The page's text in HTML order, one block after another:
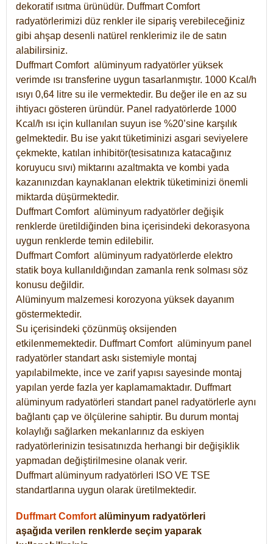
dekoratif ısıtma ürünüdür. Duffmart Comfort
radyatörlerimizi düz renkler ile sipariş verebileceğiniz
gibi ahşap desenli natürel renklerimiz ile de satın
alabilirsiniz.
Duffmart Comfort alüminyum radyatörler yüksek
verimde ısı transferine uygun tasarlanmıştır. 1000 Kcal/h
ısıyı 0,64 litre su ile vermektedir. Bu değer ile en az su
ihtiyacı gösteren üründür. Panel radyatörlerde 1000
Kcal/h ısı için kullanılan suyun ise %20’sine karşılık
gelmektedir. Bu ise yakıt tüketiminizi asgari seviyelere
çekmekte, katılan inhibitör(tesisatınıza katacağınız
koruyucu sıvı) miktarını azaltmakta ve kombi yada
kazanınızdan kaynaklanan elektrik tüketiminizi önemli
miktarda düşürmektedir.
Duffmart Comfort alüminyum radyatörler değişik
renklerde üretildiğinden bina içerisindeki dekorasyona
uygun renklerde temin edilebilir.
DuffmartComfort alüminyum radyatörlerde elektro
statik boya kullanıldığından zamanla renk solması söz
konusu değildir.
Alüminyum malzemesi korozyona yüksek dayanım
göstermektedir.
Su içerisindeki çözünmüş oksijenden
etkilenmemektedir. DuffmartComfort alüminyum panel
radyatörler standart askı sistemiyle montaj
yapılabilmekte, ince ve zarif yapısı sayesinde montaj
yapılan yerde fazla yer kaplamamaktadır. Duffmart
alüminyum radyatörleri standart panel radyatörlerle aynı
bağlantı çap ve ölçülerine sahiptir. Bu durum montaj
kolaylığı sağlarken mekanlarınız da eskiyen
radyatörlerinizin tesisatınızda herhangi bir değişiklik
yapmadan değiştirilmesine olanak verir.
Duffmart alüminyum radyatörleri ISO VE TSE
standartlarına uygun olarak üretilmektedir.
Duffmart Comfort alüminyum radyatörleri
aşağıda verilen renklerde seçim yaparak